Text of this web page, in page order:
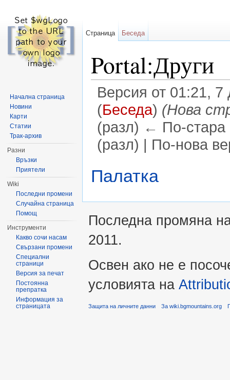
Portal:Други
Версия от 01:21,
(Беседа) (Нова
(разл) ← По-стара
(разл) | По-нова
Палатка
Страница Беседа
Начална страница
Новини
Карти
Статии
Трак-архив
Разни
Връзки
Приятели
Wiki
Последни промени
Случайна страница
Помощ
Инструменти
Какво сочи насам
Свързани промени
Специални
страници
Версия за печат
Постоянна
препратка
Информация за
страницата
Последна промяна
2011.
Освен ако не е
условията на
Защита на личните данни За wiki.bgmountains.org